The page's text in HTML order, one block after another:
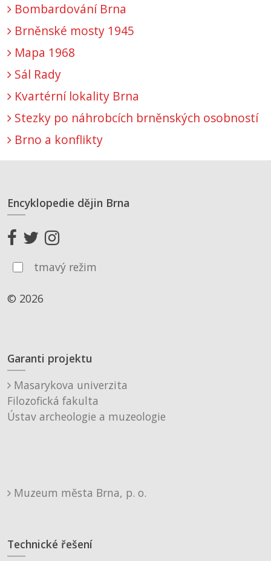
Bombardování Brna
Brněnské mosty 1945
Mapa 1968
Sál Rady
Kvartérní lokality Brna
Stezky po náhrobcích brněnských osobností
Brno a konflikty
Encyklopedie dějin Brna
tmavý režim
© 2026
Garanti projektu
Masarykova univerzita
Filozofická fakulta
Ústav archeologie a muzeologie
Muzeum města Brna, p. o.
Technické řešení